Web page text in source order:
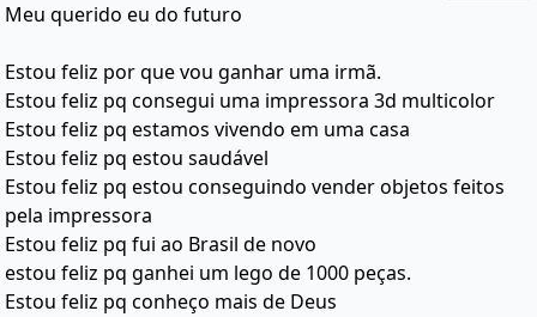
Meu querido eu do futuro
Estou feliz por que vou ganhar uma irmã.
Estou feliz pq consegui uma impressora 3d multicolor
Estou feliz pq estamos vivendo em uma casa
Estou feliz pq estou saudável
Estou feliz pq estou conseguindo vender objetos feitos
pela impressora
Estou feliz pq fui ao Brasil de novo
estou feliz pq ganhei um lego de 1000 peças.
Estou feliz pq conheço mais de Deus